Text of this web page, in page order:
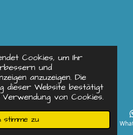
Cookies, um Ihr
und
anzuzeigen. Die
dieser Website bestätigt
von Cookies.
stimme zuTelefon